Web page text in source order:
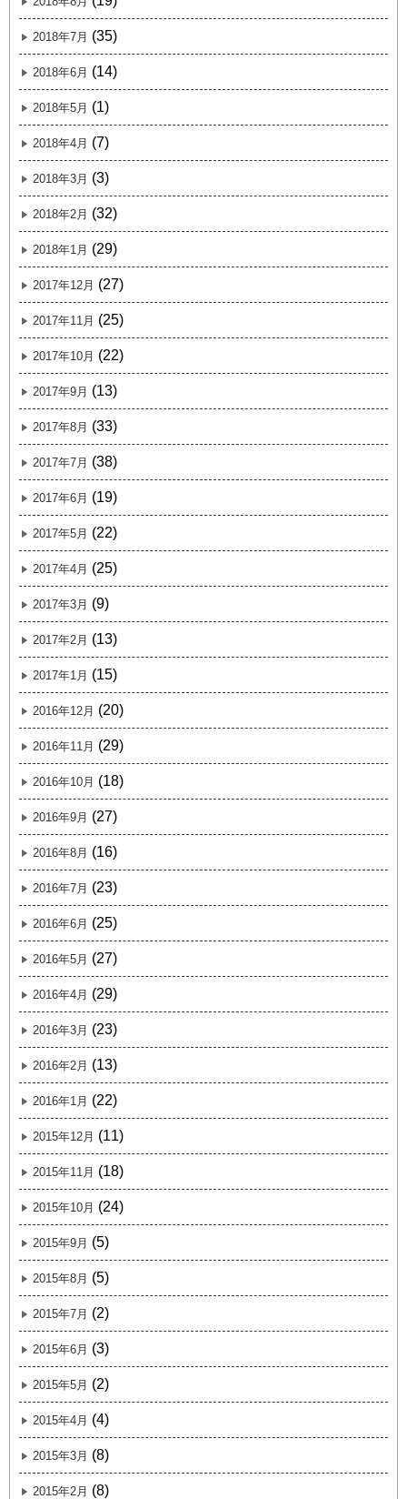
2018年7月 (35)
2018年6月 (14)
2018年5月 (1)
2018年4月 (7)
2018年3月 (3)
2018年2月 (32)
2018年1月 (29)
2017年12月 (27)
2017年11月 (25)
2017年10月 (22)
2017年9月 (13)
2017年8月 (33)
2017年7月 (38)
2017年6月 (19)
2017年5月 (22)
2017年4月 (25)
2017年3月 (9)
2017年2月 (13)
2017年1月 (15)
2016年12月 (20)
2016年11月 (29)
2016年10月 (18)
2016年9月 (27)
2016年8月 (16)
2016年7月 (23)
2016年6月 (25)
2016年5月 (27)
2016年4月 (29)
2016年3月 (23)
2016年2月 (13)
2016年1月 (22)
2015年12月 (11)
2015年11月 (18)
2015年10月 (24)
2015年9月 (5)
2015年8月 (5)
2015年7月 (2)
2015年6月 (3)
2015年5月 (2)
2015年4月 (4)
2015年3月 (8)
2015年2月 (8)